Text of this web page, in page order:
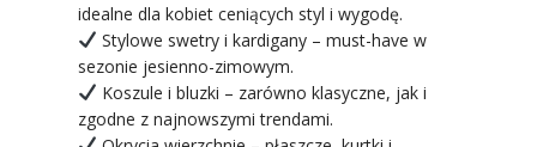
idealne dla kobiet ceniących styl i wygodę.
Stylowe swetry i kardigany – must-have w
sezonie jesienno-zimowym.
Koszule i bluzki – zarówno klasyczne, jak i
zgodne z najnowszymi trendami.